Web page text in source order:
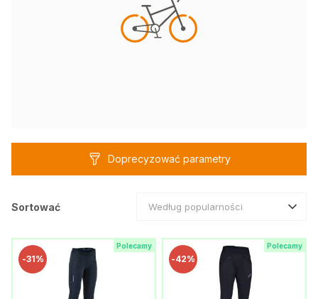
Doprecyzować parametry
Sortować Według popularności
Polecamy
-31%
Polecamy
-42%